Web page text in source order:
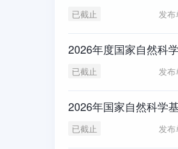
已截止 发
2026年度国家自然科
已截止 发
2026年国家自然科学
已截止 发